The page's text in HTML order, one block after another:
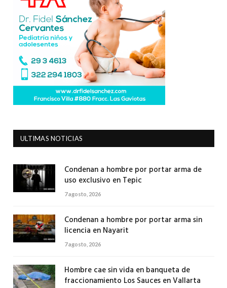
ULTIMAS NOTICIAS
Condenan a hombre por portar arma de
uso exclusivo en Tepic
7 agosto, 2026
Condenan a hombre por portar arma sin
licencia en Nayarit
7 agosto, 2026
Hombre cae sin vida en banqueta de
fraccionamiento Los Sauces en Vallarta